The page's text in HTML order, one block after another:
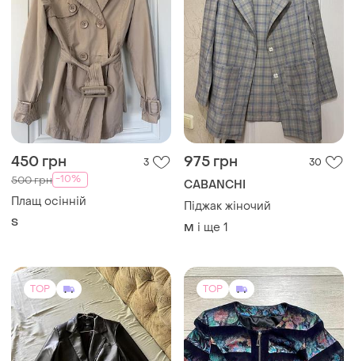
450 грн 3
500 грн -10%
Плащ осінній
S
975 грн 30
CABANCHI
Піджак жіночий
M і ще 1
TOP TOP